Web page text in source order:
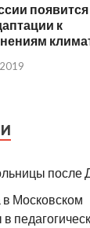
к
после
Московском